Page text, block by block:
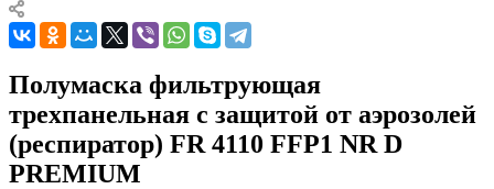
Полумаска фильтрующая
трехпанельная с защитой от аэрозолей
(респиратор) FR 4110 FFP1 NR D
PREMIUM